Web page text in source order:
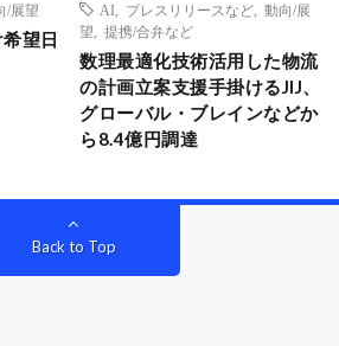
/展望
望日
AI
プレスリリースなど
動向/展
望
提携/合弁など
数理最適化技術活用した物流
の計画立案支援手掛けるJIJ、
グローバル・ブレインなどか
ら8.4億円調達
Back to Top